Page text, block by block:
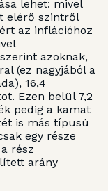
lehet: mivel
elérő szintről
az inflációhoz
azoknak,
(ez nagyjából a
16,4
Ezen belül 7,2
pedig a kamat
is más típusú
egy része
rész
arány